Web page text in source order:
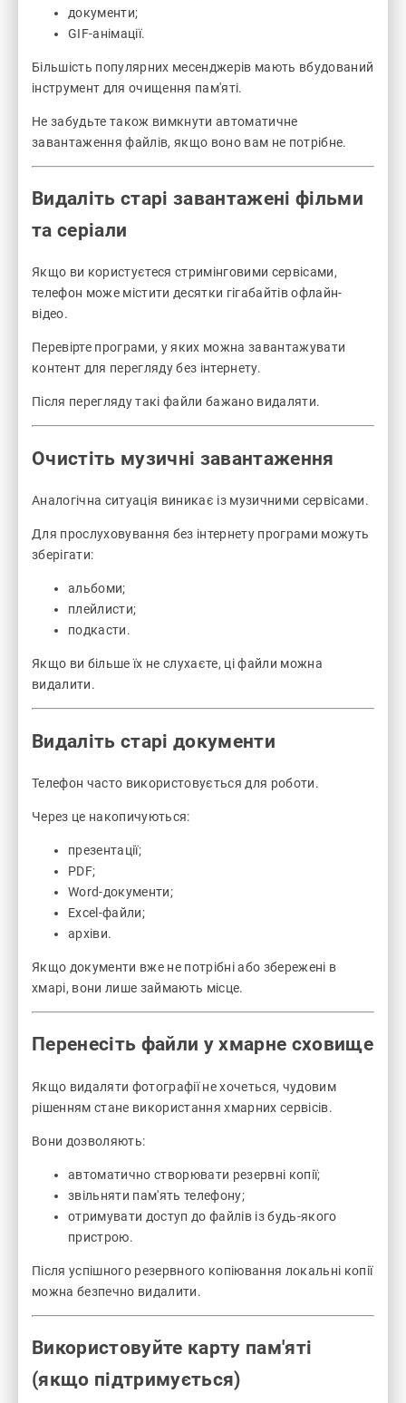
документи;
GIF-анімації.
Більшість популярних месенджерів мають вбудований
інструмент для очищення пам'яті.
Не забудьте також вимкнути автоматичне
завантаження файлів, якщо воно вам не потрібне.
Видаліть старі завантажені фільми
та серіали
Якщо ви користуєтеся стримінговими сервісами,
телефон може містити десятки гігабайтів офлайн-
відео.
Перевірте програми, у яких можна завантажувати
контент для перегляду без інтернету.
Після перегляду такі файли бажано видаляти.
Очистіть музичні завантаження
Аналогічна ситуація виникає із музичними сервісами.
Для прослуховування без інтернету програми можуть
зберігати:
альбоми;
плейлисти;
подкасти.
Якщо ви більше їх не слухаєте, ці файли можна
видалити.
Видаліть старі документи
Телефон часто використовується для роботи.
Через це накопичуються:
презентації;
PDF;
Word-документи;
Excel-файли;
архіви.
Якщо документи вже не потрібні або збережені в
хмарі, вони лише займають місце.
Перенесіть файли у хмарне сховище
Якщо видаляти фотографії не хочеться, чудовим
рішенням стане використання хмарних сервісів.
Вони дозволяють:
автоматично створювати резервні копії;
звільняти пам'ять телефону;
отримувати доступ до файлів із будь-якого
пристрою.
Після успішного резервного копіювання локальні копії
можна безпечно видалити.
Використовуйте карту пам'яті
(якщо підтримується)